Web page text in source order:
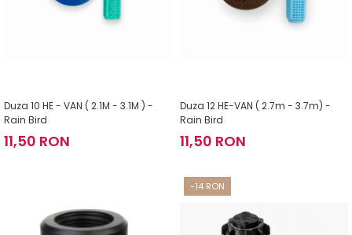
Duza 10 HE - VAN ( 2.1M - 3.1M ) -
Rain Bird
11,50 RON
Duza 12 HE-VAN ( 2.7m - 3.7m) -
Rain Bird
11,50 RON
-14 RON